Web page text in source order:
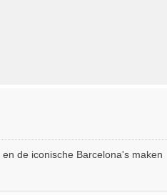
de iconische Barcelona's maken